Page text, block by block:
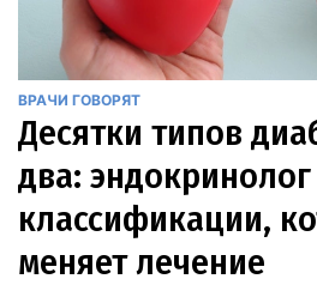
ВРАЧИ ГОВОРЯТ
Десятки типов
два:
классификации,
меняет лечение